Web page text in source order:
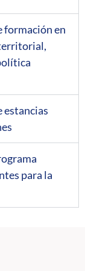
formación en
estancias
para la